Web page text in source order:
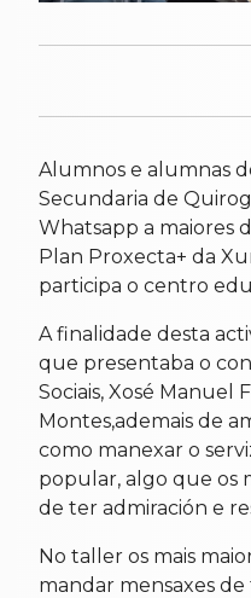
Alumnos e alumnas
Secundaria de
Whatsapp a maiores
Plan Proxecta+ da
participa o centro
A finalidade desta
que presentaba o
Sociais, Xosé Manuel
Montes,ademais de
como manexar o
popular, algo que os
de ter admiración e
No taller os mais
mandar mensaxes